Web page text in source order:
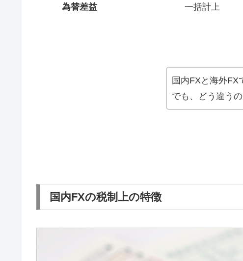
為替差益 一括計上
国内FXと海外FX
でも、どう違う
国内FXの税制上の特徴